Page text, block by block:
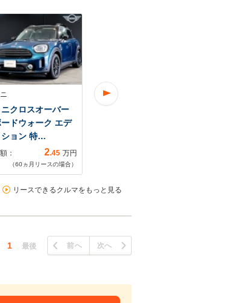
ニクロスオーバー
ドウォーク エデ
ション 特…
： 2.45 万円
（60ヵ月リースの場合）
ミニ
リースできるクルマをもっと見る
1 最後 前へ 次へ